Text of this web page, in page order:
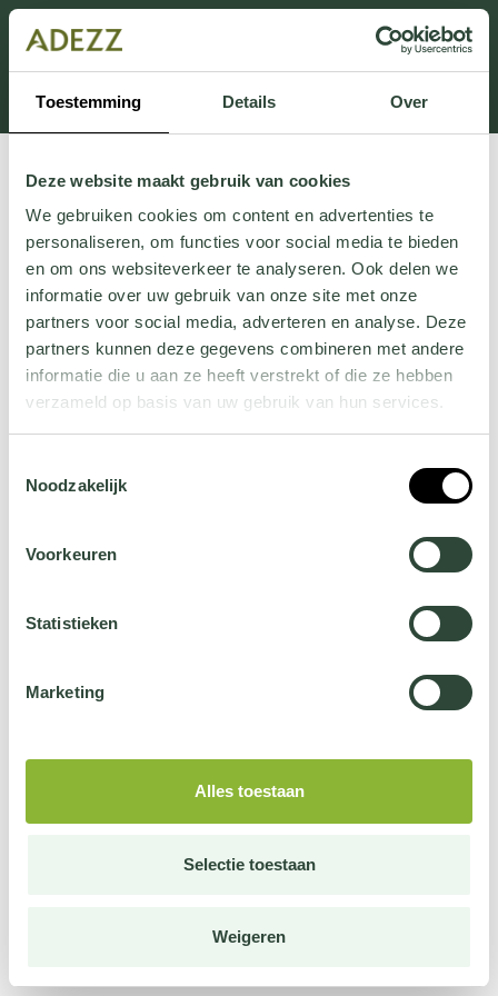
Toestemming Details Over
Deze website maakt gebruik van cookies
We gebruiken cookies om content en advertenties te
personaliseren, om functies voor social media te bieden
en om ons websiteverkeer te analyseren. Ook delen we
informatie over uw gebruik van onze site met onze
partners voor social media, adverteren en analyse. Deze
partners kunnen deze gegevens combineren met andere
informatie die u aan ze heeft verstrekt of die ze hebben
verzameld op basis van uw gebruik van hun services.
jehier.
Noodzakelijk
Voorkeuren
Statistieken
Marketing
Alles toestaan
Selectie toestaan
Weigeren
Dit onderdeel is momenteel in onderhoud.
Als je informatie mist kun je ons bellen +31 413 274
168 of mailen
Customersupport@adezz.com.